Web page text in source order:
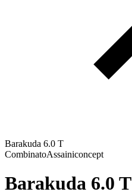
Barakuda 6.0 T
CombinatoAssainiconcept
Barakuda 6.0 T